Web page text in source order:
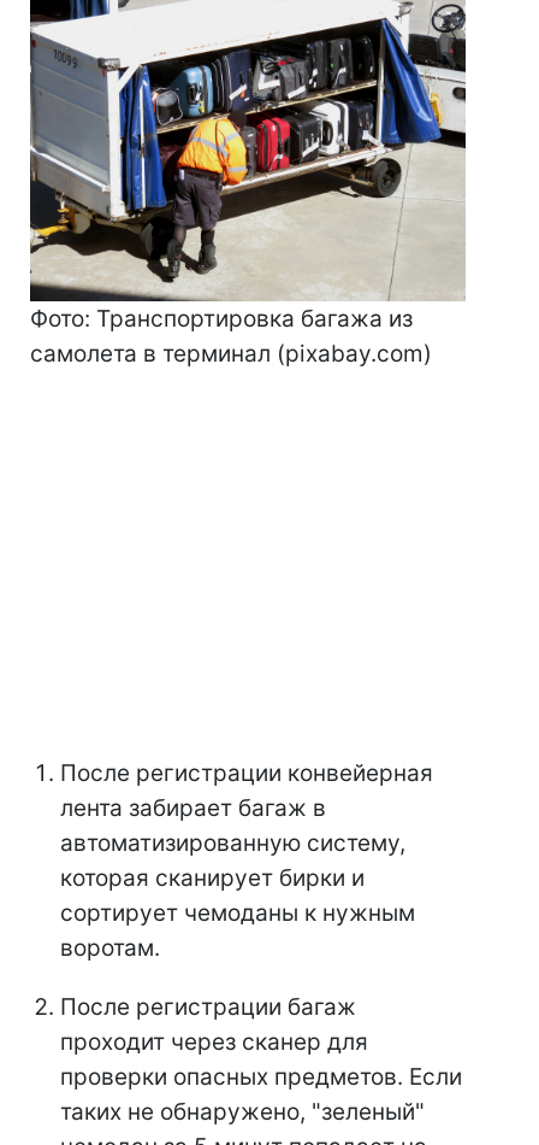
Фото: Транспортировка багажа из
самолета в терминал (pixabay.com)
После регистрации конвейерная
лента забирает багаж в
автоматизированную систему,
которая сканирует бирки и
сортирует чемоданы к нужным
воротам.
После регистрации багаж
проходит через сканер для
проверки опасных предметов. Если
таких не обнаружено, "зеленый"